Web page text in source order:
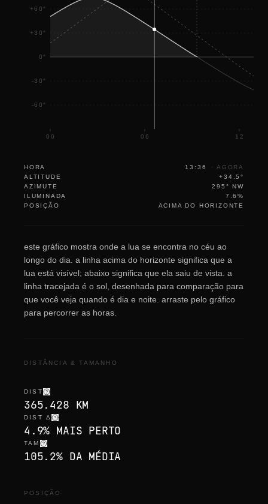
+60°
+30°
0°
-30°
-60°
00 06 12
HORA 13:36 · AGORA
ALTITUDE
+34.5°
AZIMUTE
295° NW
ILUMINADA
7.6%
POSIÇÃO
ACIMA DO HORIZONTE
este gráfico mostra onde a lua se encontra no céu ao
longo do dia. a linha acima do horizonte significa que a
lua está visível; abaixo significa que ela saiu de vista. a
linha tracejada é o sol, desenhada para comparação para
que você veja quando é dia e noite. arraste pelo gráfico
para percorrer as horas.
DISTÂNCIA & TAMANHO
DIST
365.428 KM
DIST Δ
4.9% MAIS PERTO
TAM
105.2% DA MÉDIA
POSIÇÃO